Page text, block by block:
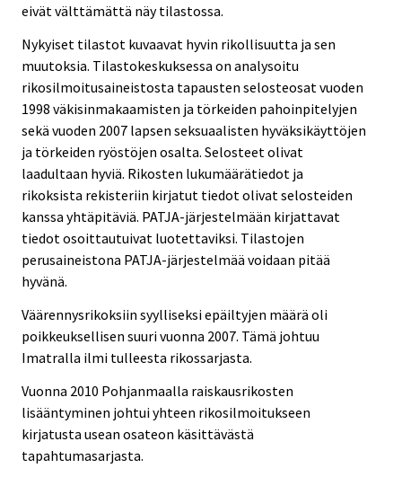
eivät välttämättä näy tilastossa.
Nykyiset tilastot kuvaavat hyvin rikollisuutta ja sen
muutoksia. Tilastokeskuksessa on analysoitu
rikosilmoitusaineistosta tapausten selosteosat vuoden
1998 väkisinmakaamisten ja törkeiden pahoinpitelyjen
sekä vuoden 2007 lapsen seksuaalisten hyväksikäyttöjen
ja törkeiden ryöstöjen osalta. Selosteet olivat
laadultaan hyviä. Rikosten lukumäärätiedot ja
rikoksista rekisteriin kirjatut tiedot olivat selosteiden
kanssa yhtäpitäviä. PATJA-järjestelmään kirjattavat
tiedot osoittautuivat luotettaviksi. Tilastojen
perusaineistona PATJA-järjestelmää voidaan pitää
hyvänä.
Väärennysrikoksiin syylliseksi epäiltyjen määrä oli
poikkeuksellisen suuri vuonna 2007. Tämä johtuu
Imatralla ilmi tulleesta rikossarjasta.
Vuonna 2010 Pohjanmaalla raiskausrikosten
lisääntyminen johtui yhteen rikosilmoitukseen
kirjatusta usean osateon käsittävästä
tapahtumasarjasta.